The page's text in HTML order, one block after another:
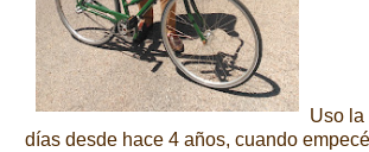
Uso la
días desde hace 4 años, cuando